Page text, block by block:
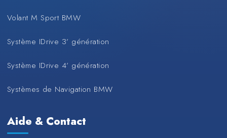
Volant M Sport BMW
Système IDrive 3’ génération
Système IDrive 4’ génération
Systèmes de Navigation BMW
Aide & Contact